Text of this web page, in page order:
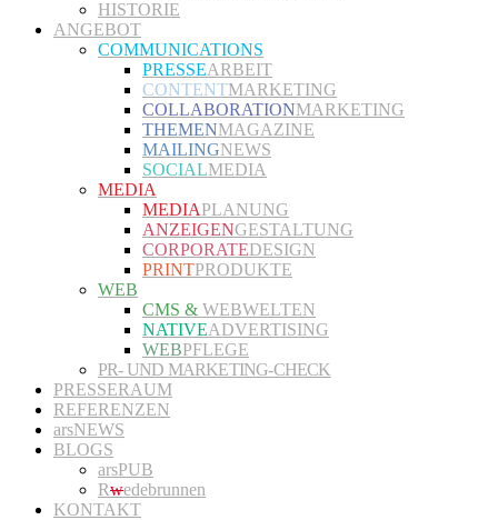
HISTORIE
ANGEBOT
COMMUNICATIONS
PRESSEARBEIT
CONTENTMARKETING
COLLABORATIONMARKETING
THEMENMAGAZINE
MAILINGNEWS
SOCIALMEDIA
MEDIA
MEDIAPLANUNG
ANZEIGENGESTALTUNG
CORPORATEDESIGN
PRINTPRODUKTE
WEB
CMS & WEBWELTEN
NATIVEADVERTISING
WEBPFLEGE
PR- UND MARKETING-CHECK
PRESSERAUM
REFERENZEN
arsNEWS
BLOGS
arsPUB
Rwedebrunnen
KONTAKT